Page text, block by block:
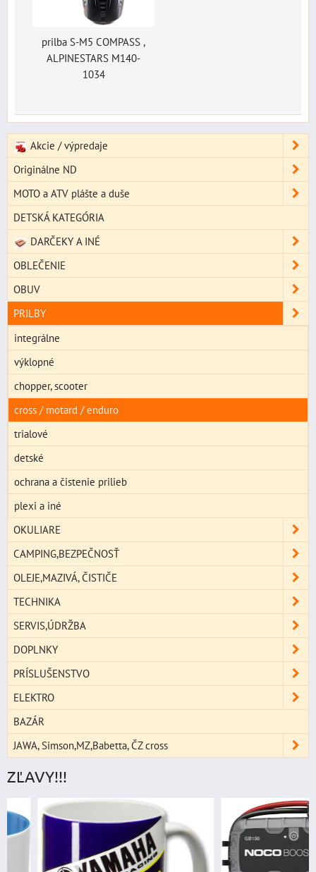
prilba S-M5 COMPASS ,
ALPINESTARS M140-
1034
Akcie / výpredaje
Originálne ND
MOTO a ATV plášte a duše
DETSKÁ KATEGÓRIA
DARČEKY A INÉ
OBLEČENIE
OBUV
PRILBY
integrálne
výklopné
chopper, scooter
cross / motard / enduro
trialové
detské
ochrana a čistenie prilieb
plexi a iné
OKULIARE
CAMPING,BEZPEČNOSŤ
OLEJE,MAZIVÁ, ČISTIČE
TECHNIKA
SERVIS,ÚDRŽBA
DOPLNKY
PRÍSLUŠENSTVO
ELEKTRO
BAZÁR
JAWA, Simson,MZ,Babetta, ČZ cross
ZĽAVY!!!